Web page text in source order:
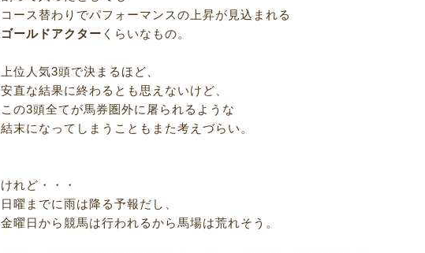
コース替わりでパフォーマンスの上昇が見込まれる
ゴールドアクター くらいなもの。
上位人気3頭で決まるほど、
安直な結果に終わるとも思えないけど、
この3頭全てが馬券圏外に屠られるような
結末になってしまうこともまた考えづらい。
けれど・・・
日曜までに雨は降る予報だし、
金曜日から競馬は行われるから馬場は荒れそう。